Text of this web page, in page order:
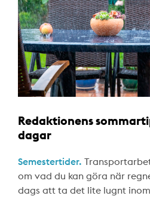
Redaktionens
dagar
Semestertider.
om vad du kan göra när
dags att ta det lite lugnt